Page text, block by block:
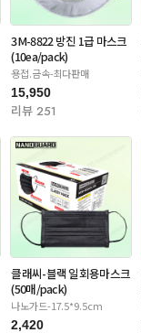
3M-8822 방진 1급 마스크
(10ea/pack)
용접.금속-최다판매
15,950
리뷰 251
클래씨-블랙 일회용마스크
(50매/pack)
나노가드-17.5*9.5cm
2,420